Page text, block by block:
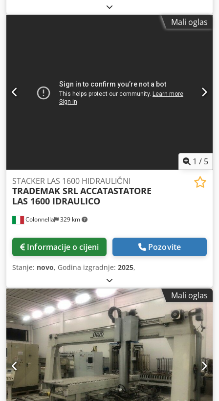
Mali oglas
1 / 5
Colonnella 329 km
STACKER LAS 1600 HIDRAULIČNI
TRADEMAK SRLACCATASTATORE
LAS 1600 IDRAULICO
Informacije o cijeni Pozovite
Stanje: novo, Godina izgradnje: 2025,
Mali oglas